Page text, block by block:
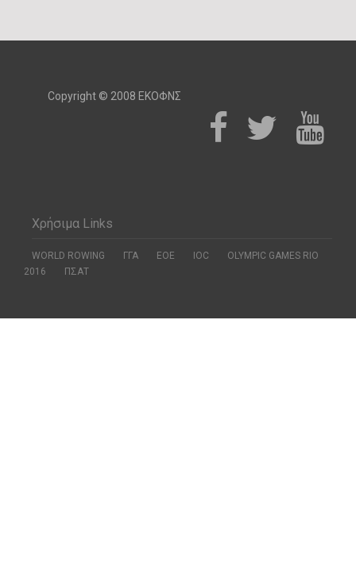
Copyright © 2008 ΕΚΟΦΝΣ
Χρήσιμα Links
WORLD ROWING ΓΓΑ ΕΟΕ ΙΟC
OLYMPIC GAMES RIO
2016
ΠΣΑΤ